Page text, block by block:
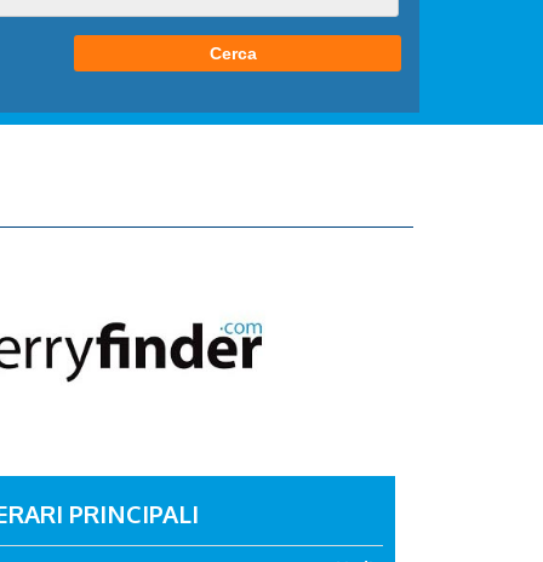
PRINCIPALI